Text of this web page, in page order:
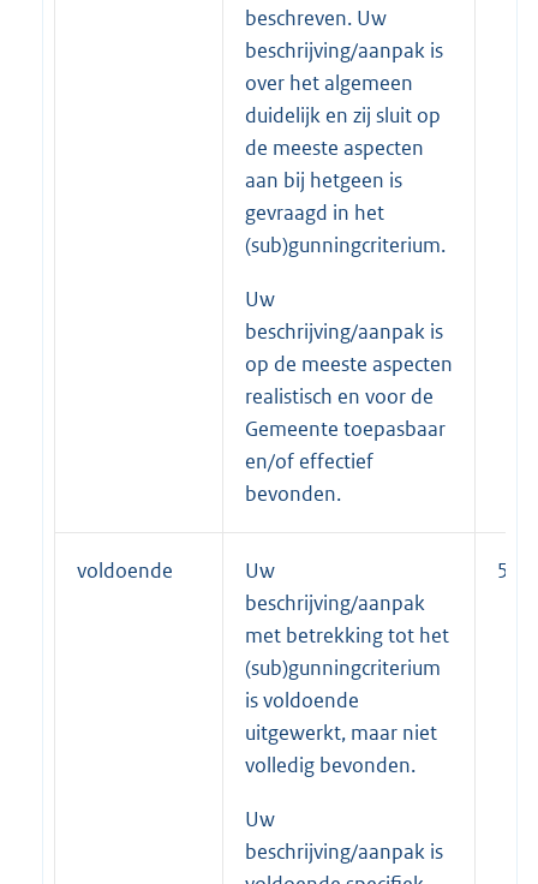
beschreven. Uw
beschrijving/aanpak is
over het algemeen
duidelijk en zij sluit op
de meeste aspecten
aan bij hetgeen is
gevraagd in het
(sub)gunningcriterium.
Uw
beschrijving/aanpak is
op de meeste aspecten
realistisch en voor de
Gemeente toepasbaar
en/of effectief
bevonden.
voldoende
Uw
beschrijving/aanpak
met betrekking tot het
(sub)gunningcriterium
is voldoende
uitgewerkt, maar niet
volledig bevonden.
Uw
beschrijving/aanpak is